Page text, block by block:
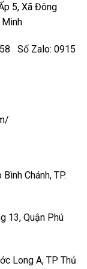
5, Xã Đông
Minh
Số Zalo: 0915
Chánh, TP.
13, Quận Phú
Long A, TP Thủ